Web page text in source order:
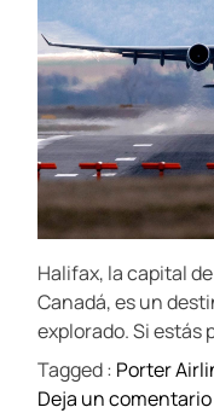
A
u
t
h
o
r
D
t
e
Halifax, la capital
Canadá, es un
explorado. Si estás
Tagged : Porter
Deja un comentarioo